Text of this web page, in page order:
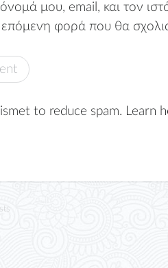
μου, email, και τον
επόμενη φορά που θα
to reduce spam. Learn